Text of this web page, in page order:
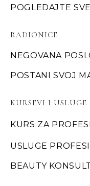
POGLEDAJTE
RADIONICE
NEGOVANA
POSTANI SVOJ
KURSEVI I USLUGE
KURS ZA
USLUGE
BEAUTY